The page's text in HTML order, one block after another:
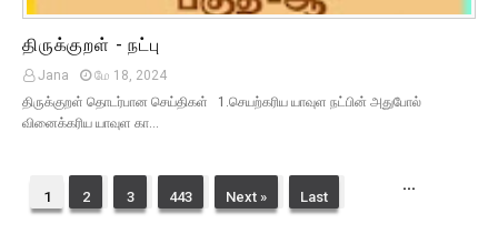
திருக்குறள் - நட்பு
Jana
மே 18, 2024
திருக்குறள் தொடர்பான செய்திகள் 1.செயற்கரிய யாவுள நட்பின் அதுபோல்
வினைக்கரிய யாவுள கா…
1 2 3
...
443 Next » Last